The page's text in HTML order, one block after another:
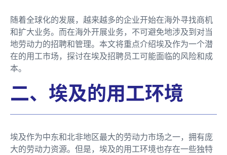
随着全球化的发展，越来越多的企业开始在海外寻找商机
和扩大业务。而在海外开展业务，不可避免地涉及到对当
地劳动力的招聘和管理。本文将重点介绍埃及作为一个潜
在的用工市场，探讨在埃及招聘员工可能面临的风险和成
本。
二、埃及的用工环境
埃及作为中东和北非地区最大的劳动力市场之一，拥有庞
大的劳动力资源。但是，埃及的用工环境也存在一些独特